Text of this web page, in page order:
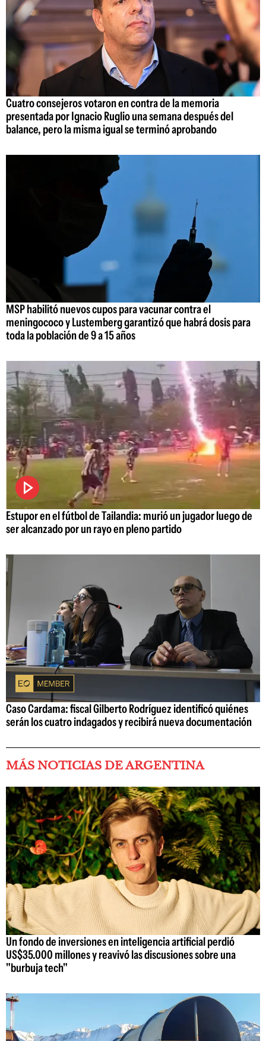
Cuatro consejeros votaron en contra de la memoria
presentada por Ignacio Ruglio una semana después del
balance, pero la misma igual se terminó aprobando
MSP habilitó nuevos cupos para vacunar contra el
meningococo y Lustemberg garantizó que habrá dosis para
toda la población de 9 a 15 años
Estupor en el fútbol de Tailandia: murió un jugador luego de
ser alcanzado por un rayo en pleno partido
Caso Cardama: fiscal Gilberto Rodríguez identificó quiénes
serán los cuatro indagados y recibirá nueva documentación
MÁS NOTICIAS DE ARGENTINA
Un fondo de inversiones en inteligencia artificial perdió
US$35.000 millones y reavivó las discusiones sobre una
"burbuja tech"